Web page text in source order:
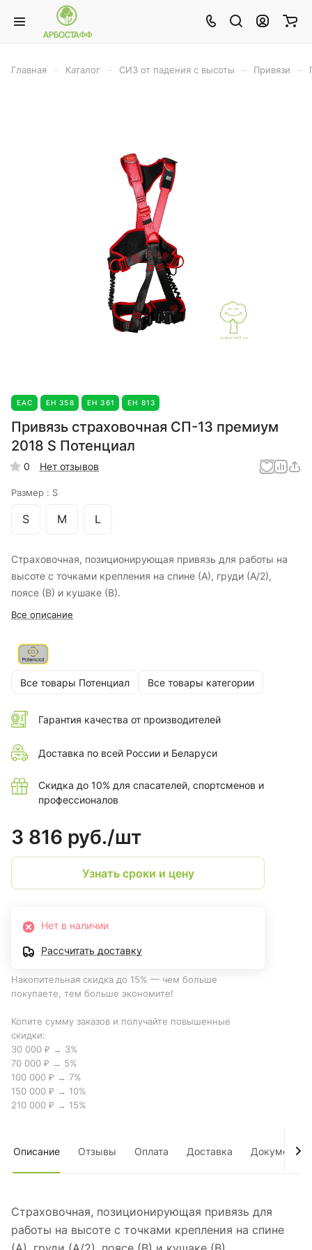
Главная Каталог СИЗ от падения с высоты Привязи
EAC ЕН 358 ЕН 361 ЕН 813
Привязь страховочная СП-13 премиум
2018 S Потенциал
0 Нет отзывов
Размер : S
S M L
Страховочная, позиционирующая привязь для работы на
высоте с точками крепления на спине (А), груди (А/2),
поясе (В) и кушаке (В).
Все описание
Все товары Потенциал Все товары категории
Гарантия качества от производителей
Доставка по всей России и Беларуси
Скидка до 10% для спасателей, спортсменов и
профессионалов
3 816 руб./шт
Узнать сроки и цену
Нет в наличии
Рассчитать доставку
Накопительная скидка до 15% — чем больше
покупаете, тем больше экономите!
Копите сумму заказов и получайте повышенные
скидки:
30 000 ₽ → 3%
70 000 ₽ → 5%
100 000 ₽ → 7%
150 000 ₽ → 10%
210 000 ₽ → 15%
Описание Отзывы Оплата Доставка Документы
Страховочная, позиционирующая привязь для
работы на высоте с точками крепления на спине